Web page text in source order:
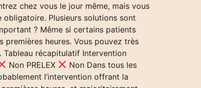
chez vous le jour même, mais vous
Plusieurs solutions sont
? Même si certains patients
heures. Vous pouvez très
récapitulatif Intervention
Non PRELEX
Non Dans tous les
l’intervention offrant la